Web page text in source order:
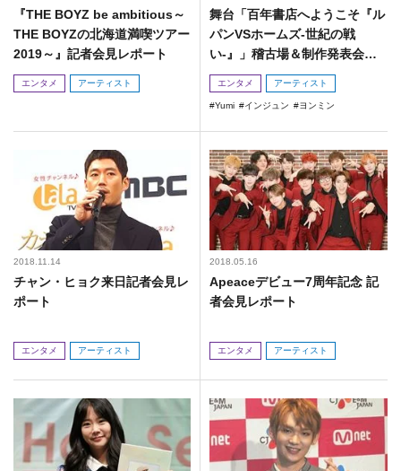
『THE BOYZ be ambitious～
THE BOYZの北海道満喫ツアー
2019～』記者会見レポート
エンタメ アーティスト
舞台「百年書店へようこそ『ル
パンVSホームズ-世紀の戦
い-』」稽古場＆制作発表会レ
ポ
エンタメ アーティスト
Yumi インジュン ヨンミン
2018.11.14
チャン・ヒョク来日記者会見レ
ポート
エンタメ アーティスト
2018.05.16
Apeaceデビュー7周年記念 記
者会見レポート
エンタメ アーティスト